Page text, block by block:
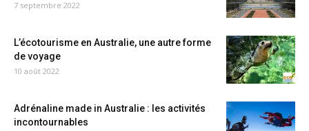
7 septembre 2022
L’écotourisme en Australie, une autre forme
de voyage
10 août 2022
Adrénaline made in Australie : les activités
incontournables